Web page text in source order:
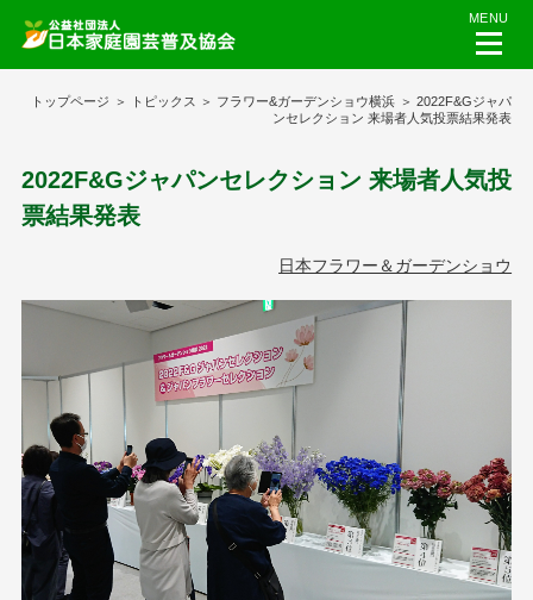
MENU
トップページ トピックス フラワー&ガーデンショウ横浜
2022F&Gジャパ
ンセレクション 来場者人気投票結果発表
2022F&Gジャパンセレクション 来場者人気投
票結果発表
日本フラワー＆ガーデンショウ